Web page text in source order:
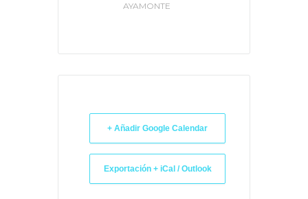
AYAMONTE
+ Añadir Google Calendar
Exportación + iCal / Outlook